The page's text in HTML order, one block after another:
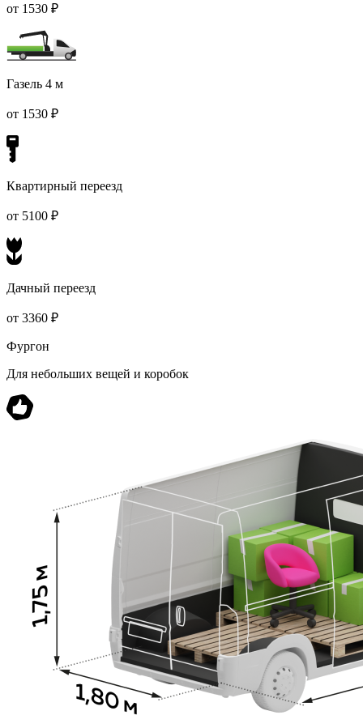
от 1530 ₽
Газель 4 м
от 1530 ₽
Квартирный переезд
от 5100 ₽
Дачный переезд
от 3360 ₽
Фургон
Для небольших вещей и коробок